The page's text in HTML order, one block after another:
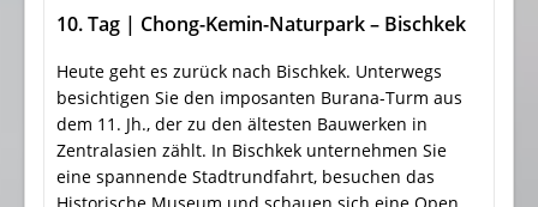
10. Tag | Chong-Kemin-Naturpark – Bischkek
Heute geht es zurück nach Bischkek. Unterwegs
besichtigen Sie den imposanten Burana-Turm aus
dem 11. Jh., der zu den ältesten Bauwerken in
Zentralasien zählt. In Bischkek unternehmen Sie
eine spannende Stadtrundfahrt, besuchen das